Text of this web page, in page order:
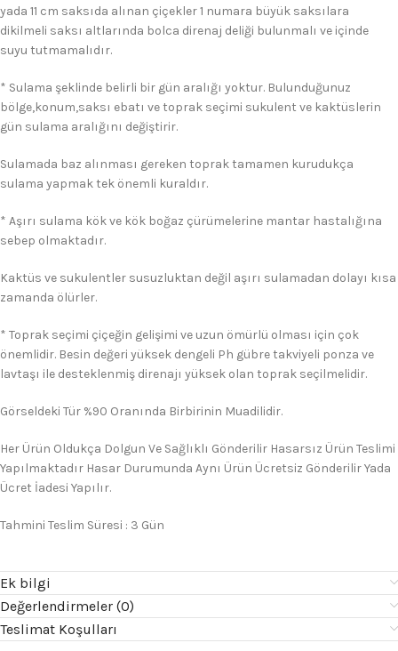
yada 11 cm saksıda alınan çiçekler 1 numara büyük saksılara
dikilmeli saksı altlarında bolca direnaj deliği bulunmalı ve içinde
suyu tutmamalıdır.
* Sulama şeklinde belirli bir gün aralığı yoktur. Bulunduğunuz
bölge,konum,saksı ebatı ve toprak seçimi sukulent ve kaktüslerin
gün sulama aralığını değiştirir.
Sulamada baz alınması gereken toprak tamamen kurudukça
sulama yapmak tek önemli kuraldır.
* Aşırı sulama kök ve kök boğaz çürümelerine mantar hastalığına
sebep olmaktadır.
Kaktüs ve sukulentler susuzluktan değil aşırı sulamadan dolayı kısa
zamanda ölürler.
* Toprak seçimi çiçeğin gelişimi ve uzun ömürlü olması için çok
önemlidir. Besin değeri yüksek dengeli Ph gübre takviyeli ponza ve
lavtaşı ile desteklenmiş direnajı yüksek olan toprak seçilmelidir.
Görseldeki Tür %90 Oranında Birbirinin Muadilidir.
Her Ürün Oldukça Dolgun Ve Sağlıklı Gönderilir Hasarsız Ürün Teslimi
Yapılmaktadır Hasar Durumunda Aynı Ürün Ücretsiz Gönderilir Yada
Ücret İadesi Yapılır.
Tahmini Teslim Süresi : 3 Gün
Ek bilgi
Değerlendirmeler (0)
Teslimat Koşulları